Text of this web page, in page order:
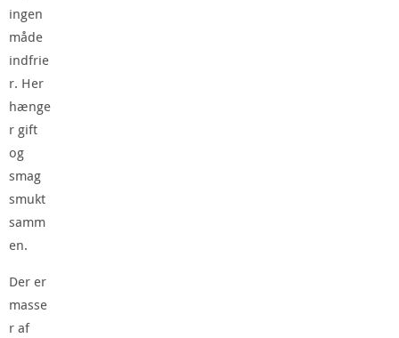
ingen
måde
indfrie
r. Her
hænge
r gift
og
smag
smukt
samm
en.
Der er
masse
r af